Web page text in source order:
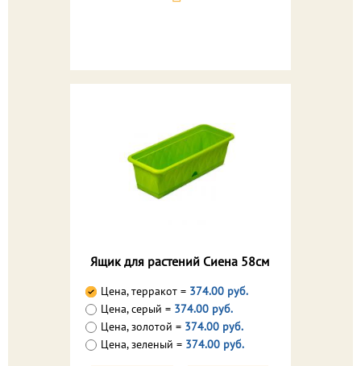
Ящик для растений Сиена 58см
Цена, терракот = 374.00 руб.
Цена, серый = 374.00 руб.
Цена, золотой = 374.00 руб.
Цена, зеленый = 374.00 руб.